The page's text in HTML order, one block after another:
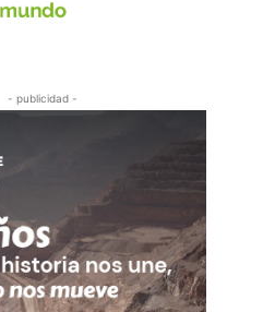
- publicidad -